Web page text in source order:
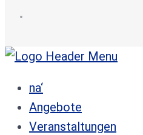
na‘
Angebote
Veranstaltungen